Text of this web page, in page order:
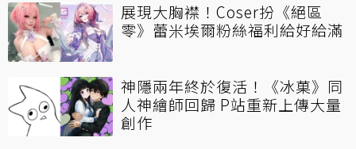
展現大胸襟！Coser扮《絕區
零》蕾米埃爾粉絲福利給好給滿
神隱兩年終於復活！《冰菓》同
人神繪師回歸 P站重新上傳大量
創作